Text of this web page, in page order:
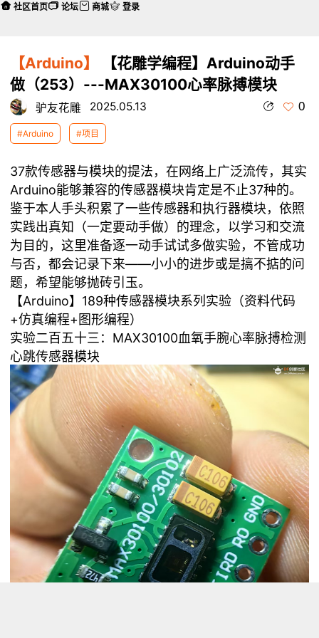
【Arduino】
【花雕学编程】Arduino动手
做（253）---MAX30100心率脉搏模块
驴友花雕 2025.05.13 0
#Arduino #项目
37款传感器与模块的提法，在网络上广泛流传，其实
Arduino能够兼容的传感器模块肯定是不止37种的。
鉴于本人手头积累了一些传感器和执行器模块，依照
实践出真知（一定要动手做）的理念，以学习和交流
为目的，这里准备逐一动手试试多做实验，不管成功
与否，都会记录下来——小小的进步或是搞不掂的问
题，希望能够抛砖引玉。
【Arduino】189种传感器模块系列实验（资料代码
+仿真编程+图形编程）
实验二百五十三：MAX30100血氧手腕心率脉搏检测
心跳传感器模块
社区首页 论坛 商城 登录